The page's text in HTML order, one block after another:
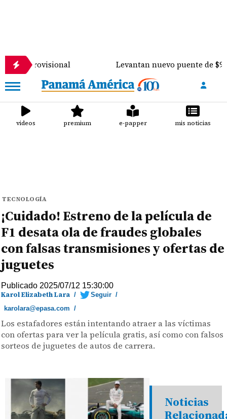
Levantan nuevo puente de $900 mil
videos premium e-papper mis noticias
TECNOLOGÍA
¡Cuidado! Estreno de la película de
F1 desata ola de fraudes globales
con falsas transmisiones y ofertas de
juguetes
Publicado 2025/07/12 15:30:00
Karol Elizabeth Lara / Seguir /
karolara@epasa.com /
Los estafadores están intentando atraer a las víctimas
con ofertas para ver la película gratis, así como con falsos
sorteos de juguetes de autos de carrera.
Noticias